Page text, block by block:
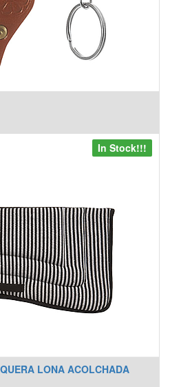
LONA ACOLCHADA
In Stock!!!